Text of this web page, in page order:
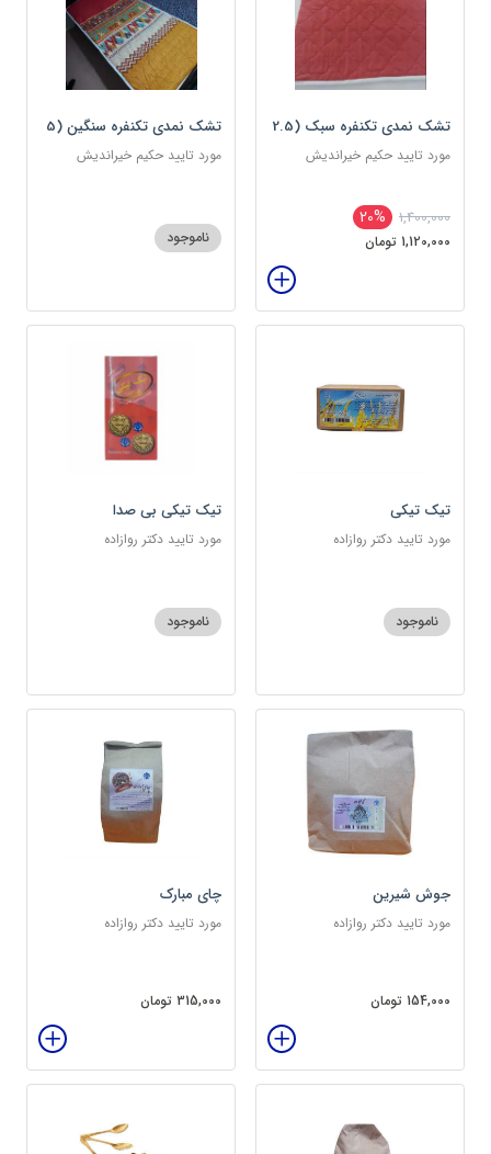
تشک نمدی تکنفره سبک (2.5
کیلویی) دوین (پس کرایه)
مورد تایید حکیم خیراندیش
1,400,000
20%
1,120,000 تومان
تشک نمدی تکنفره سنگین (5
کیلویی) دوین (پس کرایه)
مورد تایید حکیم خیراندیش
ناموجود
تیک تیکی
مورد تایید دکتر روازاده
ناموجود
تیک تیکی بی صدا
مورد تایید دکتر روازاده
ناموجود
جوش شیرین
مورد تایید دکتر روازاده
154,000 تومان
چای مبارک
مورد تایید دکتر روازاده
315,000 تومان